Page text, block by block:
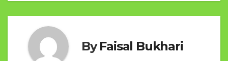
ByFaisal Bukhari